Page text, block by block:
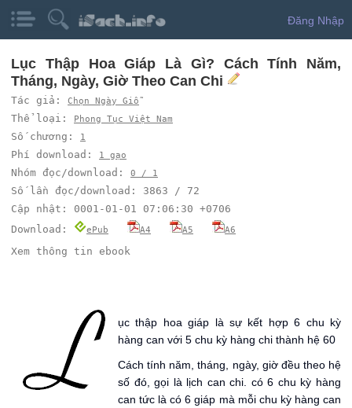
Đăng Nhập
Lục Thập Hoa Giáp Là Gì? Cách Tính Năm,
Tháng, Ngày, Giờ Theo Can Chi
Tác giả: Chọn Ngày Giỗ
Thể loại: Phong Tục Việt Nam
Số chương: 1
Phí download: 1 gạo
Nhóm đọc/download: 0 / 1
Số lần đọc/download: 3863 / 72
Cập nhật: 0001-01-01 07:06:30 +0706
Download:
ePub A4 A5 A6
Xem thông tin ebook
ục thập hoa giáp là sự kết hợp 6 chu kỳ
hàng can với 5 chu kỳ hàng chi thành hệ 60
Cách tính năm, tháng, ngày, giờ đều theo hệ
số đó, gọi là lịch can chi. có 6 chu kỳ hàng
can tức là có 6 giáp mà mỗi chu kỳ hàng can